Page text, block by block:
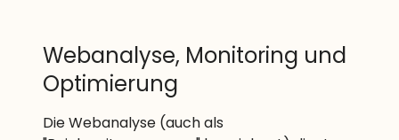
Webanalyse, Monitoring und
Optimierung
Die Webanalyse (auch als